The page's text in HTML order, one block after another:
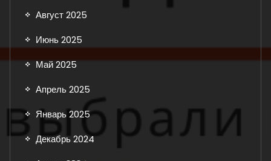
Август 2025
Июнь 2025
Май 2025
Апрель 2025
Январь 2025
Декабрь 2024